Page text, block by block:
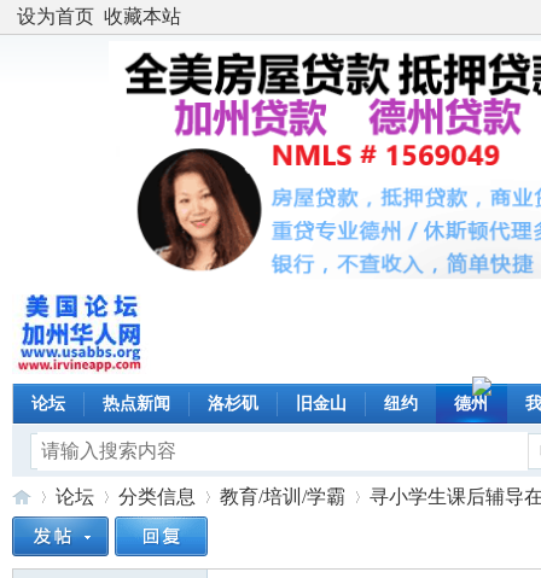
设为首页 收藏本站
论坛 热点新闻 洛杉矶 旧金山 纽约 德州
论坛 分类信息 教育/培训/学霸 寻小学生课后辅导